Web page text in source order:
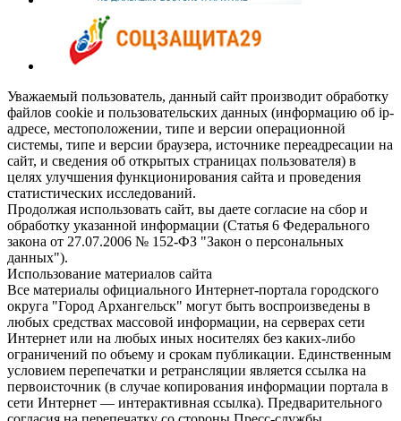
Уважаемый пользователь, данный сайт производит обработку
файлов cookie и пользовательских данных (информацию об ip-
адресе, местоположении, типе и версии операционной
системы, типе и версии браузера, источнике переадресации на
сайт, и сведения об открытых страницах пользователя) в
целях улучшения функционирования сайта и проведения
статистических исследований.
Продолжая использовать сайт, вы даете согласие на сбор и
обработку указанной информации (Статья 6 Федерального
закона от 27.07.2006 № 152-ФЗ "Закон о персональных
данных").
Использование материалов сайта
Все материалы официального Интернет-портала городского
округа "Город Архангельск" могут быть воспроизведены в
любых средствах массовой информации, на серверах сети
Интернет или на любых иных носителях без каких-либо
ограничений по объему и срокам публикации. Единственным
условием перепечатки и ретрансляции является ссылка на
первоисточник (в случае копирования информации портала в
сети Интернет — интерактивная ссылка). Предварительного